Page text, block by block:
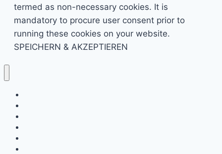
termed as non-necessary cookies. It is
mandatory to procure user consent prior to
running these cookies on your website.
SPEICHERN & AKZEPTIEREN